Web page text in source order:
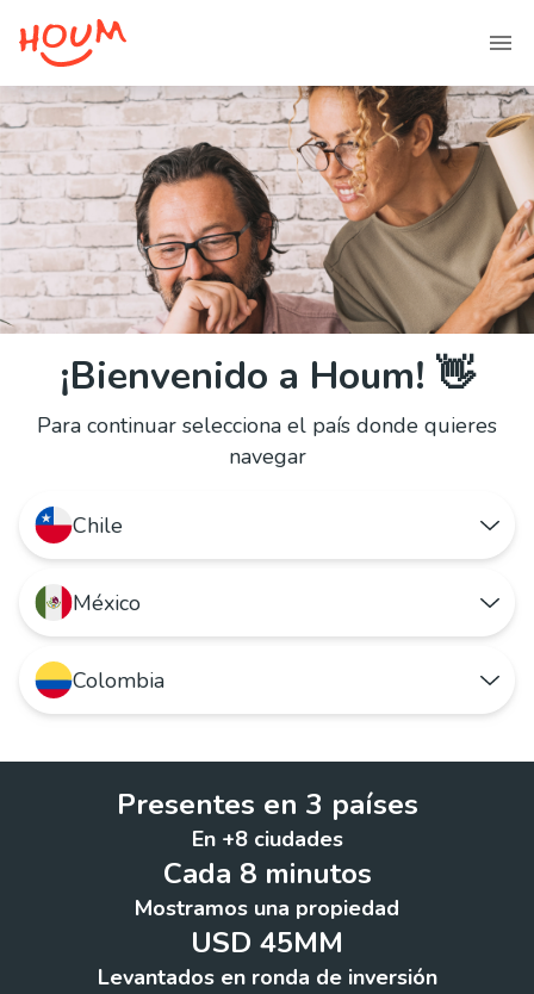
¡Bienvenido a Houm! 👋
Para continuar selecciona el país donde quieres
navegar
Chile
Quiero arrendar o comprar un hogar
Quiero ir a Houm Chile
México
Quiero rentar o comprar un hogar
Colombia
Quiero arrendar o comprar un hogar
Quiero publicar mi propiedad
Quiero ir a Houm Colombia
Presentes en 3 países
En +8 ciudades
Cada 8 minutos
Mostramos una propiedad
USD 45MM
Levantados en ronda de inversión